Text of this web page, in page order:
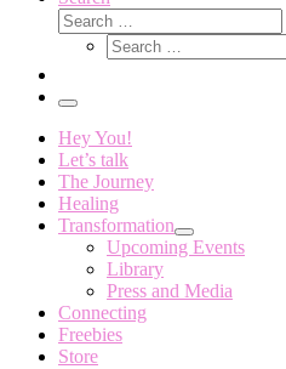
Search
Search
Menu
Hey You!
Let’s talk
The Journey
Healing
Transformation
Upcoming Events
Library
Press and Media
Connecting
Freebies
Store